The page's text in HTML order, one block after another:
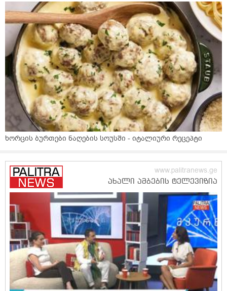
ხორცის ბურთები ნაღების სოუსში - იტალიური რეცეპტი